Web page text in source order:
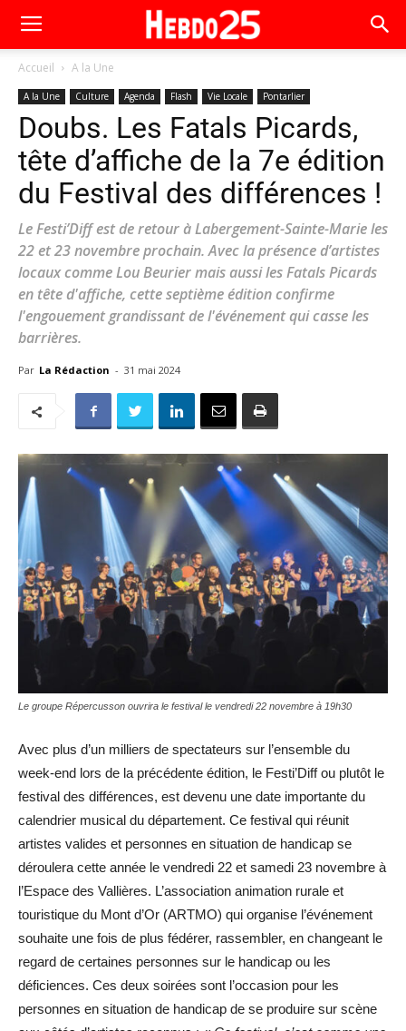
Accueil A la Une
A la Une Culture Agenda Flash Vie Locale Pontarlier
Doubs. Les Fatals Picards,
tête d’affiche de la 7e édition
du Festival des différences !
Le Festi’Diff est de retour à Labergement-Sainte-Marie les
22 et 23 novembre prochain. Avec la présence d’artistes
locaux comme Lou Beurier mais aussi les Fatals Picards
en tête d'affiche, cette septième édition confirme
l'engouement grandissant de l'événement qui casse les
barrières.
Par La Rédaction - 31 mai 2024
Le groupe Répercusson ouvrira le festival le vendredi 22 novembre à 19h30
Avec plus d’un milliers de spectateurs sur l’ensemble du
week-end lors de la précédente édition, le Festi’Diff ou plutôt le
festival des différences, est devenu une date importante du
calendrier musical du département. Ce festival qui réunit
artistes valides et personnes en situation de handicap se
déroulera cette année le vendredi 22 et samedi 23 novembre à
l’Espace des Vallières. L’association animation rurale et
touristique du Mont d’Or (ARTMO) qui organise l’événement
souhaite une fois de plus fédérer, rassembler, en changeant le
regard de certaines personnes sur le handicap ou les
déficiences. Ces deux soirées sont l’occasion pour les
personnes en situation de handicap de se produire sur scène